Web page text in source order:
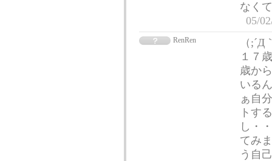
なく
05/
RenRen
（
１７
歳か
いる
ぁ自
トす
し・
てみ
う自